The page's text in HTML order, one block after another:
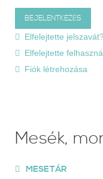
Elfelejtette
Elfelejtette
Fiók létrehozása
Mesék,
MESETÁR